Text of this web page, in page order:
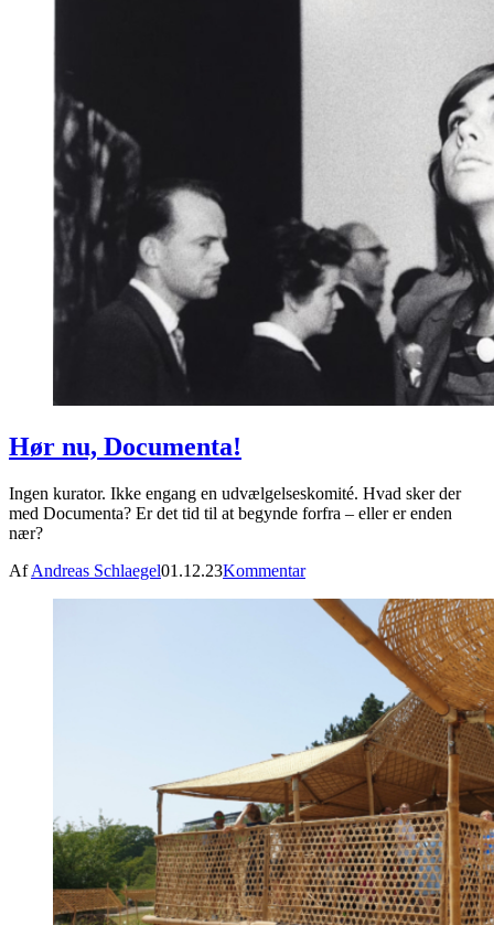
Hør nu, Documenta!
Ingen kurator. Ikke engang en udvælgelseskomité. Hvad sker der
med Documenta? Er det tid til at begynde forfra – eller er enden
nær?
AfAndreas Schlaegel01.12.23Kommentar